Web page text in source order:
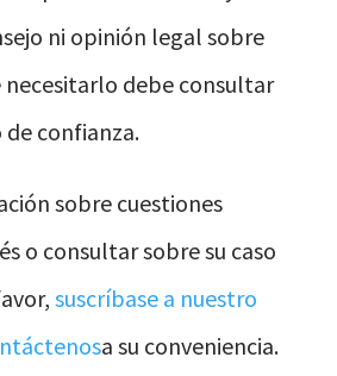
ni opinión legal sobre
necesitarlo debe consultar
confianza.
sobre cuestiones
o consultar sobre su caso
suscríbase a nuestro
a su conveniencia.